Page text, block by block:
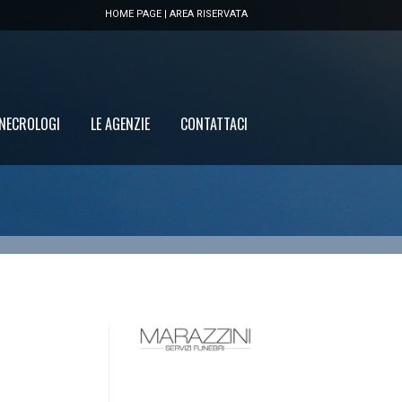
HOME PAGE | AREA RISERVATA
CONTATTACI
LE AGENZIE